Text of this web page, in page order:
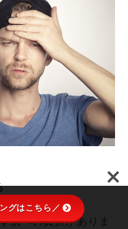
肌への負担がありま
グはこちら／